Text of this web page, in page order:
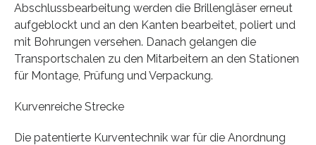
Abschlussbearbeitung werden die Brillengläser erneut
aufgeblockt und an den Kanten bearbeitet, poliert und
mit Bohrungen versehen. Danach gelangen die
Transportschalen zu den Mitarbeitern an den Stationen
für Montage, Prüfung und Verpackung.
Kurvenreiche Strecke
Die patentierte Kurventechnik war für die Anordnung